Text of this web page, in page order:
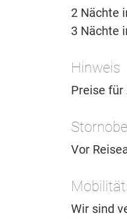
2 Nächte
3 Nächte
Hinweis
Preise
Vor
Wir sind